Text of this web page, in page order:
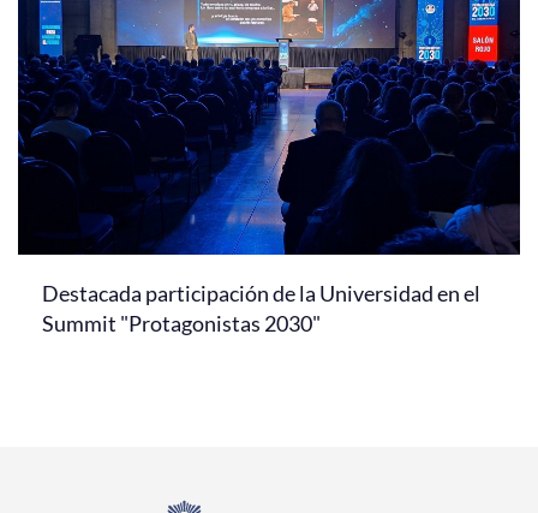
Destacada participación de la Universidad en el
Summit "Protagonistas 2030"